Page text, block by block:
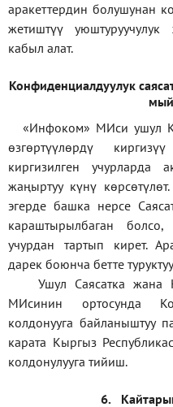
аракеттердин болушунан
жетиштүү
кабыл алат.
Конфиденциалдуулук
«Инфоком» МИси ушул
өзгөртүүлөрдү
киргизилген учурларда
жаңыртуу күнү
эгерде башка нерсе
караштырылбаган
учурдан тартып кирет.
дарек боюнча бетте
Ушул Саясатка жана
МИсинин ортосунда
колдонууга байланыштуу
карата Кыргыз
колдонулууга тийиш.
6.